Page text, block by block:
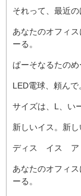
それって、最近の
あなたのオフィ
ーる。
ぱーそなるたのめ
LED電球、頼んで
サイズは、L、い
新しいイス。新し
ディス イス ア
あなたのオフィ
ーる。